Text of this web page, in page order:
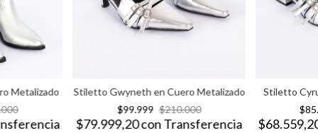
Metalizado
Stiletto Gwyneth en Cuero Metalizado
$99.999 $210.000
$79.999,20conTransferencia
Stiletto